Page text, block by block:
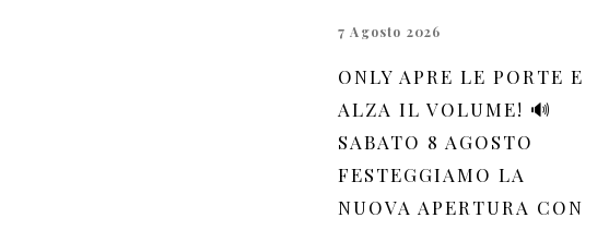
7 Agosto 2026
ONLY APRE LE PORTE E
ALZA IL VOLUME! 🔊
SABATO 8 AGOSTO
FESTEGGIAMO LA
NUOVA APERTURA CON